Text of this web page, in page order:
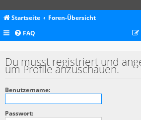
Startseite Foren-Übersicht
FAQ
Du musst registriert und
um Profile anzuschauen.
Benutzername:
Passwort: